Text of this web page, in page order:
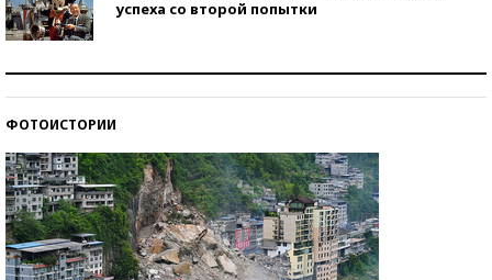
успеха со второй попытки
ФОТОИСТОРИИ